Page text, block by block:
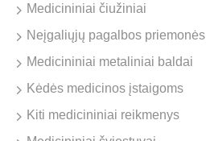
Medicininiai čiužiniai
Neįgaliųjų pagalbos priemonės
Medicininiai metaliniai baldai
Kėdės medicinos įstaigoms
Kiti medicininiai reikmenys